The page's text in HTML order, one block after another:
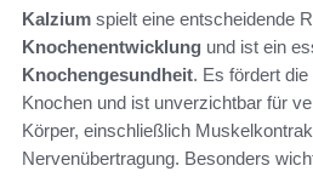
Kalzium spielt eine entscheidende
Knochenentwicklung und ist ein
Knochengesundheit. Es fördert
Knochen und ist unverzichtbar für
Körper, einschließlich
Nervenübertragung. Besonders